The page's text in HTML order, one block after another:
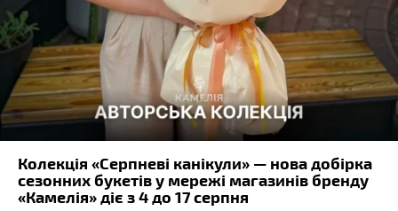
Колекція «Серпневі канікули» — нова добірка
сезонних букетів у мережі магазинів бренду
«Камелія» діє з 4 до 17 серпня